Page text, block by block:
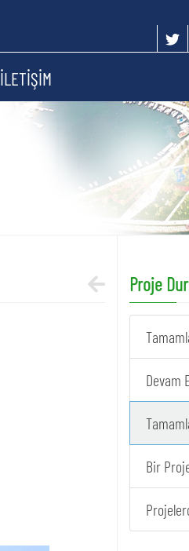
İLETİŞİM
Proje
Devam
Bir